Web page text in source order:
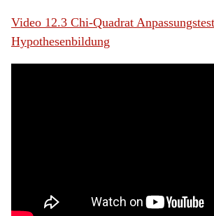
Video 12.3 Chi-Quadrat
Hypothesenbildung